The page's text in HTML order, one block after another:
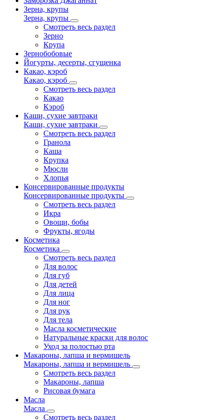
Зерна, крупы
Зерна, крупы
Смотреть весь раздел
Зерно
Крупа
Зернобобовые
Йогурты, десерты, сгущенка
Какао, кэроб
Какао, кэроб
Смотреть весь раздел
Какао
Кэроб
Каши, сухие завтраки
Каши, сухие завтраки
Смотреть весь раздел
Гранола
Каша
Крупка
Мюсли
Хлопья
Консервированные продукты
Консервированные продукты
Смотреть весь раздел
Икра
Овощи, бобы
Фрукты, ягоды
Косметика
Косметика
Смотреть весь раздел
Для волос
Для губ
Для детей
Для лица
Для ног
Для рук
Для тела
Масла косметические
Натуральные краски для волос
Уход за полостью рта
Макароны, лапша и вермишель
Макароны, лапша и вермишель
Смотреть весь раздел
Макароны, лапша
Рисовая бумага
Масла
Масла
Смотреть весь раздел